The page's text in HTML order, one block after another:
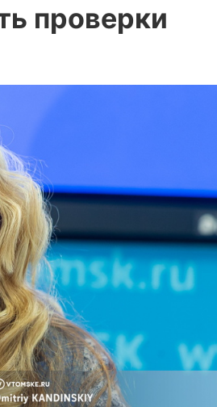
проверки